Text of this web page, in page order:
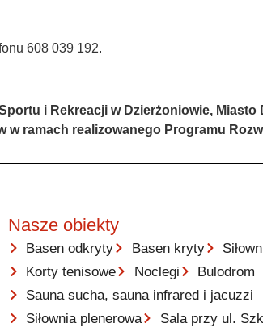
608 039 192.
i Rekreacji w Dzierżoniowie,
ramach realizowanego Programu
Nasze obiekty
Basen odkryty Basen kryty
Korty tenisowe
Noclegi
Bulodrom
Sauna sucha, sauna infrared i jacuzzi
Siłownia plenerowa
Sala przy ul.